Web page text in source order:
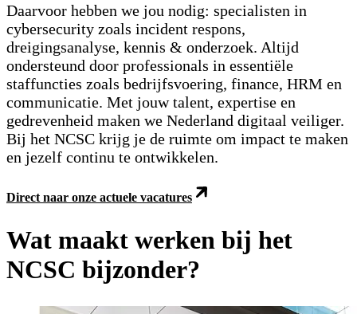
Daarvoor hebben we jou nodig: specialisten in
cybersecurity zoals incident respons,
dreigingsanalyse, kennis & onderzoek. Altijd
ondersteund door professionals in essentiële
staffuncties zoals bedrijfsvoering, finance, HRM en
communicatie. Met jouw talent, expertise en
gedrevenheid maken we Nederland digitaal veiliger.
Bij het NCSC krijg je de ruimte om impact te maken
en jezelf continu te ontwikkelen.
Direct naar onze actuele vacatures
Wat maakt werken bij het
NCSC bijzonder?